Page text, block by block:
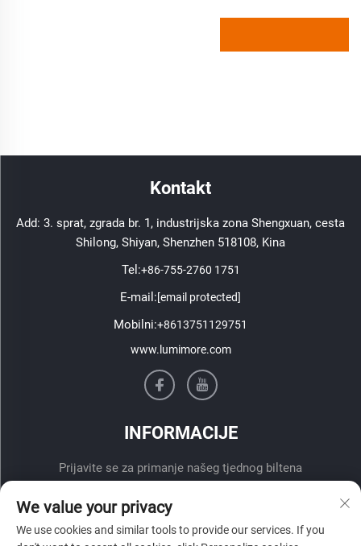
Kontakt
Add: 3. sprat, zgrada br. 1, industrijska zona Shengxuan, cesta
Shilong, Shiyan, Shenzhen 518108, Kina
Tel:+86-755-2760 1751
E-mail:[email protected]
Mobilni:+8613751129751
www.lumimore.com
INFORMACIJE
Prijavite se za primanje našeg tjednog biltena
We value your privacy
We use cookies and similar tools to provide our services. If you